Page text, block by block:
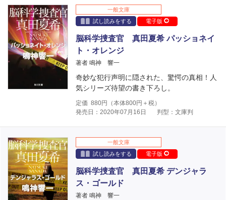
一般文庫
試し読みをする
電子版
脳科学捜査官 真田夏希 パッショネイ
ト・オレンジ
著者 鳴神 響一
奇妙な犯行声明に隠された、驚愕の真相！人
気シリーズ待望の書き下ろし。
定価 880円（本体800円＋税）
発売日：2020年07月16日
判型：文庫判
一般文庫
試し読みをする
電子版
脳科学捜査官 真田夏希 デンジャラ
ス・ゴールド
著者 鳴神 響一